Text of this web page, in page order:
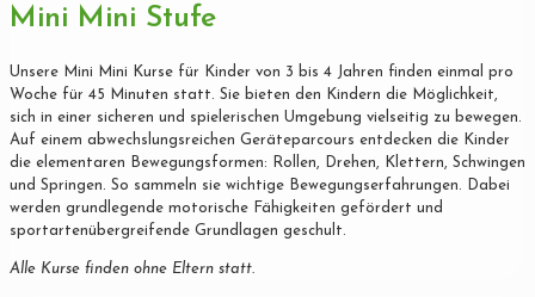
Mini Mini Stufe
Unsere Mini Mini Kurse für Kinder von 3 bis 4 Jahren finden einmal pro
Woche für 45 Minuten statt. Sie bieten den Kindern die Möglichkeit,
sich in einer sicheren und spielerischen Umgebung vielseitig zu bewegen.
Auf einem abwechslungsreichen Geräteparcours entdecken die Kinder
die elementaren Bewegungsformen: Rollen, Drehen, Klettern, Schwingen
und Springen. So sammeln sie wichtige Bewegungserfahrungen. Dabei
werden grundlegende motorische Fähigkeiten gefördert und
sportartenübergreifende Grundlagen geschult.
Alle Kurse finden ohne Eltern statt.